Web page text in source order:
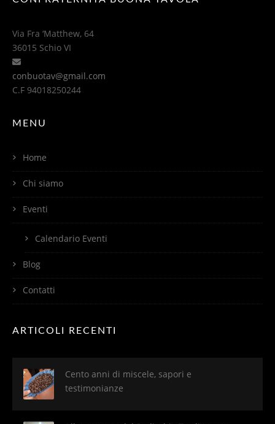
Via Fra ‘Matthew, 64
36015 Schio VI
conbuotav@gmail.com
C.F 94018250244
MENU
Home
Chi siamo
Eventi
Calendario Eventi
Blog
Contatti
ARTICOLI RECENTI
Cento anni di miscele, sapori e
testimonianze